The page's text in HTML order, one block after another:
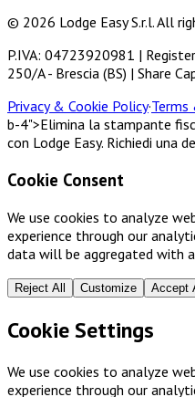
© 2026 Lodge Easy S.r.l. All
P.IVA: 04723920981 |
250/A - Brescia (BS) | Share
Privacy & Cookie Policy·Terms
b-4">Elimina la stampante
con Lodge Easy. Richiedi una
Cookie Consent
We use cookies to analyze
experience through our
data will be aggregated with
Reject All Customize Accept
Cookie Settings
We use cookies to analyze
experience through our